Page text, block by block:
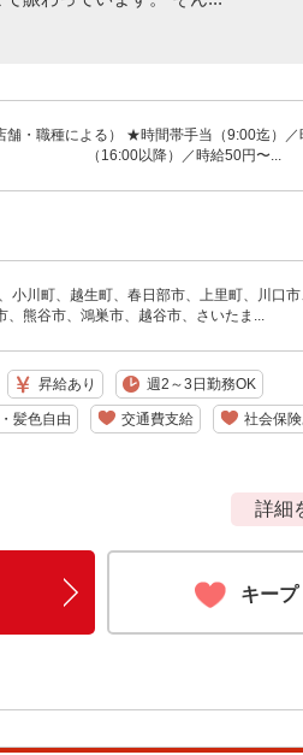
舗・職種による） ★時間帯手当（9:00迄）／
（16:00以降）／時給50円〜...
小川町、越生町、春日部市、上里町、川口
熊谷市、鴻巣市、越谷市、さいたま...
昇給あり 週2～3日勤務OK
髪色自由 交通費支給 社会保険
詳細
キープ